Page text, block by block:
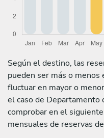
Según el destino, las
pueden ser más o
fluctuar en mayor o
el caso de Departamento
comprobar en el
mensuales de reservas